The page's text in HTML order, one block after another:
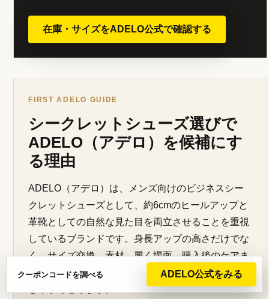
在庫・サイズをADELO公式で確認する
FIRST ADELO GUIDE
シークレットシューズ選びで
ADELO（アデロ）を候補にす
る理由
ADELO（アデロ）は、メンズ向けのビジネスシー
クレットシューズとして、約6cmのヒールアップと
革靴としての自然な見た目を両立させることを重視
しているブランドです。身長アップの高さだけでな
く、サイズ交換、素材、履く場面、購入後のケアま
で含めて判断すると、初めての一足でも失敗を減ら
クーポンコードを調べる ADELO公式をみる